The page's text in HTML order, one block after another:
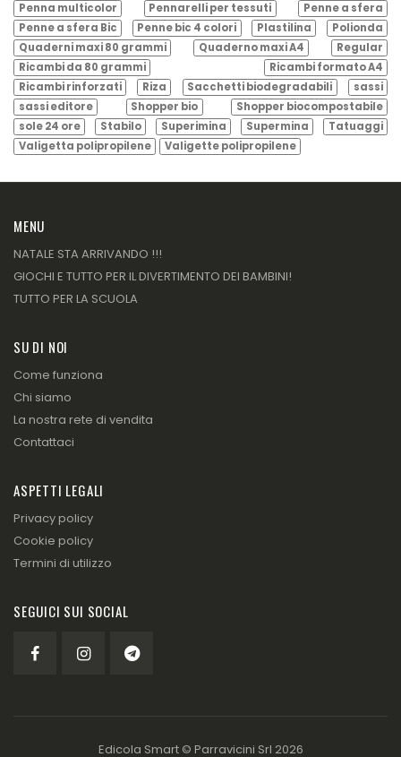
Penna multicolor
Pennarelli per tessuti
Penne a sfera
Penne a sfera Bic
Penne bic 4 colori Plastilina
Polionda
Quaderni maxi 80 grammi
Quaderno maxi A4
Regular
Ricambi da 80 grammi
Ricambi formato A4
Ricambi rinforzati
Riza Sacchetti biodegradabili
sassi
sassi editore
Shopper bio
Shopper biocompostabile
sole 24 ore
Stabilo Superimina Supermina
Tatuaggi
Valigetta polipropilene
Valigette polipropilene
MENU
NATALE STA ARRIVANDO !!!
GIOCHI E TUTTO PER IL DIVERTIMENTO DEI BAMBINI!
TUTTO PER LA SCUOLA
SU DI NOI
Come funziona
Chi siamo
La nostra rete di vendita
Contattaci
ASPETTI LEGALI
Privacy policy
Cookie policy
Termini di utilizzo
SEGUICI SUI SOCIAL
Edicola Smart © Parravicini Srl 2026